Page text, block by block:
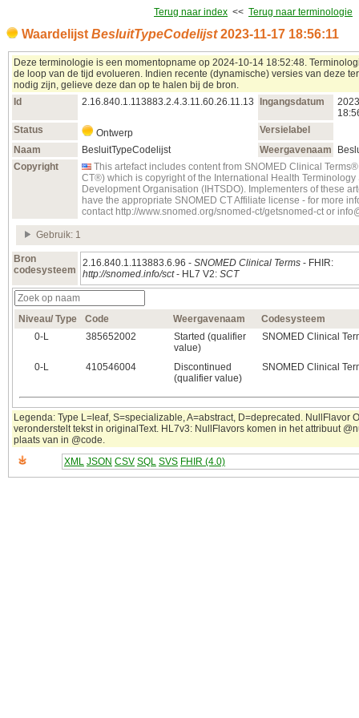
Terug naar index << Terug naar terminologie
Waardelijst BesluitTypeCodelijst2023‑11‑17 18:56:11
Deze terminologie is een momentopname op 2024‑10‑14 18:52:48.
de loop van de tijd evolueren. Indien recente (dynamische) versies van deze
nodig zijn, gelieve deze dan op te halen bij de bron.
Id
2.16.840.1.113883.2.4.3.11.60.26.11.13 Ingangsdatum
Status
Ontwerp
Versielabel
Naam
BesluitTypeCodelijst Weergavenaam
Copyright
This artefact includes content from SNOMED Clinical
CT®) which is copyright of the International Health Terminology
Development Organisation (IHTSDO). Implementers of these
have the appropriate SNOMED CT Affiliate license - for more
contact http://www.snomed.org/snomed-ct/getsnomed-ct or
Gebruik: 1
Bron
codesysteem
2.16.840.1.113883.6.96 - SNOMED Clinical Terms - FHIR:
http://snomed.info/sct- HL7 V2: SCT
Niveau/ Type Code Weergavenaam
Codesysteem
0‑L
385652002
Started (qualifier
value)
SNOMED Clinical
0‑L 410546004
Discontinued
(qualifier value)
SNOMED Clinical
Legenda: Type L=leaf, S=specializable, A=abstract, D=deprecated. NullFlavor
veronderstelt tekst in originalText. HL7v3: NullFlavors komen in het attribuut
plaats van in @code.
XML JSON CSV SQL SVS FHIR (4.0)